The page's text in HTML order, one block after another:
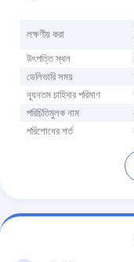
লক্ষণীয় করা
উৎপত্তি স্থল
ডেলিভারি সময়
ন্যূনতম চাহিদার পরিমাণ
পরিচিতিমুলক নাম
পরিশোধের শর্ত